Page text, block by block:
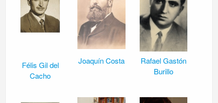
Félis Gil del
Cacho
Joaquín Costa
Rafael Gastón
Burillo